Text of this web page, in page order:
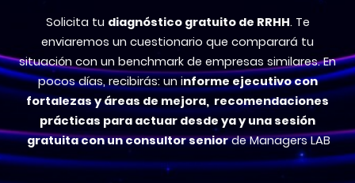
Solicita tu diagnóstico gratuito de RRHH. Te
enviaremos un cuestionario que comparará tu
situación con un benchmark de empresas similares. En
pocos días, recibirás: un informe ejecutivo con
fortalezas y áreas de mejora, recomendaciones
prácticas para actuar desde ya y una sesión
gratuita con un consultor seniorde Managers LAB